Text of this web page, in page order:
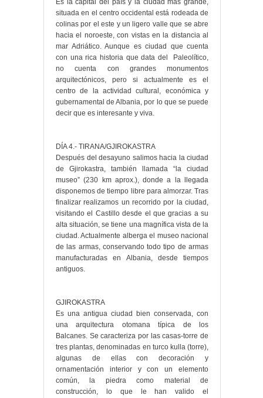
Es la capital del país y la ciudad más grande,
situada en el centro occidental está rodeada de
colinas por el este y un ligero valle que se abre
hacia el noroeste, con vistas en la distancia al
mar Adriático. Aunque es ciudad que cuenta
con una rica historia que data del Paleolítico,
no cuenta con grandes monumentos
arquitectónicos, pero si actualmente es el
centro de la actividad cultural, económica y
gubernamental de Albania, por lo que se puede
decir que es interesante y viva.
DÍA 4.- TIRANA/GJIROKASTRA
Después del desayuno salimos hacia la ciudad
de Gjirokastra, también llamada “la ciudad
museo” (230 km aprox.), donde a la llegada
disponemos de tiempo libre para almorzar. Tras
finalizar realizamos un recorrido por la ciudad,
visitando el Castillo desde el que gracias a su
alta situación, se tiene una magnífica vista de la
ciudad. Actualmente alberga el museo nacional
de las armas, conservando todo tipo de armas
manufacturadas en Albania, desde tiempos
antiguos.
GJIROKASTRA
Es una antigua ciudad bien conservada, con
una arquitectura otomana típica de los
Balcanes. Se caracteriza por las casas-torre de
tres plantas, denominadas en turco kulla (torre),
algunas de ellas con decoración y
ornamentación interior y con un elemento
común, la piedra como material de
construcción, lo que le han valido el